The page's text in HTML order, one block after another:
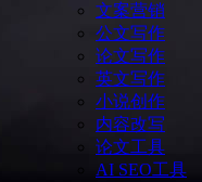
文案营销
公文写作
论文写作
英文写作
小说创作
内容改写
论文工具
AI SEO工具